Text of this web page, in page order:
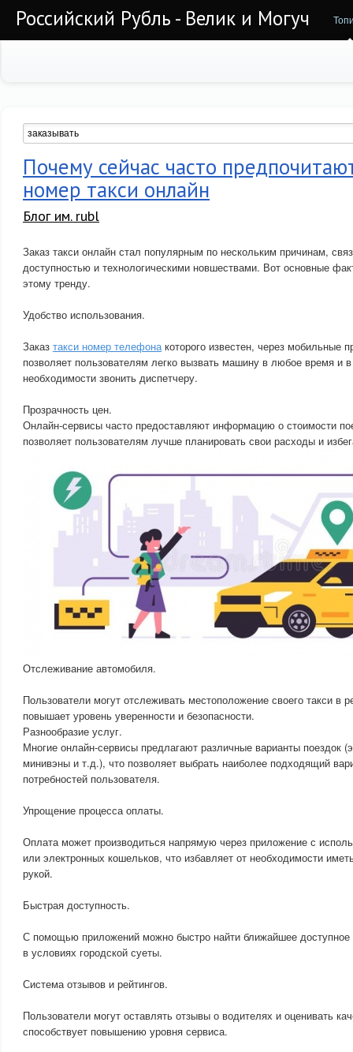
Российский Рубль - Велик и Могуч
Почему сейчас часто
номер такси онлайн
Блог им. rubl
Заказ такси онлайн стал популярным по нескольким причинам,
доступностью и технологическими новшествами. Вот основные
этому тренду.
Удобство использования.
Заказ такси номер телефонакоторого известен, через мобильные
позволяет пользователям легко вызвать машину в любое время и
необходимости звонить диспетчеру.
Прозрачность цен.
Онлайн-сервисы часто предоставляют информацию о стоимости
позволяет пользователям лучше планировать свои расходы и
Отслеживание автомобиля.
Пользователи могут отслеживать местоположение своего такси в
повышает уровень уверенности и безопасности.
Разнообразие услуг.
Многие онлайн-сервисы предлагают различные варианты поездок
минивэны и т.д.), что позволяет выбрать наиболее подходящий
потребностей пользователя.
Упрощение процесса оплаты.
Оплата может производиться напрямую через приложение с
или электронных кошельков, что избавляет от необходимости
рукой.
Быстрая доступность.
С помощью приложений можно быстро найти ближайшее доступное
в условиях городской суеты.
Система отзывов и рейтингов.
Пользователи могут оставлять отзывы о водителях и оценивать
способствует повышению уровня сервиса.